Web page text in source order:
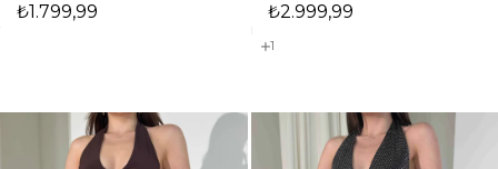
₺1.799,99 ₺2.999,99
1